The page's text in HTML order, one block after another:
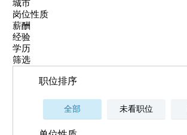
城市
岗位性质
薪酬
经验
学历
筛选
职位排序
全部 未看职位